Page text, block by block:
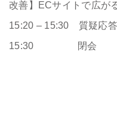
改善】ECサイトで広が
15:20 – 15:30 質疑応答
15:30 閉会